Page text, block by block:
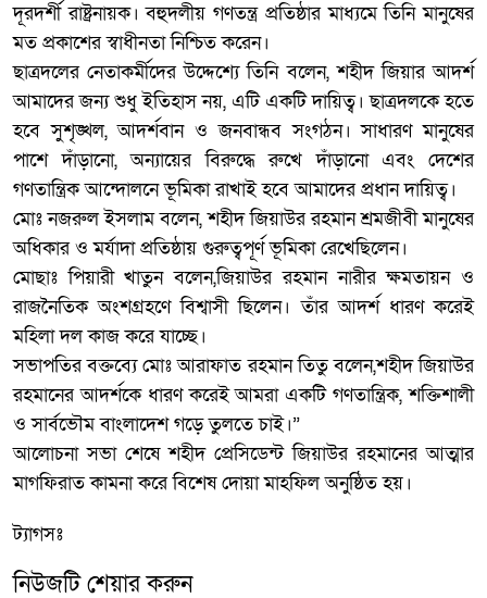
দূরদর্শী রাষ্ট্রনায়ক। বহুদলীয় গণতন্ত্র প্রতিষ্ঠার মাধ্যমে তিনি মানুষের
মত প্রকাশের স্বাধীনতা নিশ্চিত করেন।
ছাত্রদলের নেতাকর্মীদের উদ্দেশ্যে তিনি বলেন, শহীদ জিয়ার আদর্শ
আমাদের জন্য শুধু ইতিহাস নয়, এটি একটি দায়িত্ব। ছাত্রদলকে হতে
হবে সুশৃঙ্খল, আদর্শবান ও জনবান্ধব সংগঠন। সাধারণ মানুষের
পাশে দাঁড়ানো, অন্যায়ের বিরুদ্ধে রুখে দাঁড়ানো এবং দেশের
গণতান্ত্রিক আন্দোলনে ভূমিকা রাখাই হবে আমাদের প্রধান দায়িত্ব।
মোঃ নজরুল ইসলাম বলেন, শহীদ জিয়াউর রহমান শ্রমজীবী মানুষের
অধিকার ও মর্যাদা প্রতিষ্ঠায় গুরুত্বপূর্ণ ভূমিকা রেখেছিলেন।
মোছাঃ পিয়ারী খাতুন বলেন,জিয়াউর রহমান নারীর ক্ষমতায়ন ও
রাজনৈতিক অংশগ্রহণে বিশ্বাসী ছিলেন। তাঁর আদর্শ ধারণ করেই
মহিলা দল কাজ করে যাচ্ছে।
সভাপতির বক্তব্যে মোঃ আরাফাত রহমান তিতু বলেন,শহীদ জিয়াউর
রহমানের আদর্শকে ধারণ করেই আমরা একটি গণতান্ত্রিক, শক্তিশালী
ও সার্বভৌম বাংলাদেশ গড়ে তুলতে চাই।”
আলোচনা সভা শেষে শহীদ প্রেসিডেন্ট জিয়াউর রহমানের আত্মার
মাগফিরাত কামনা করে বিশেষ দোয়া মাহফিল অনুষ্ঠিত হয়।
ট্যাগসঃ
নিউজটি শেয়ার করুন